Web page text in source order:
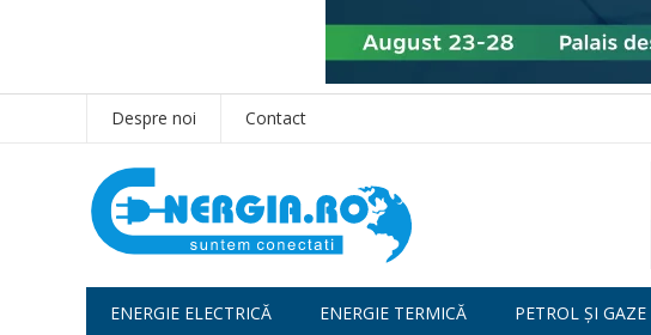
Despre noi Contact
ENERGIE ELECTRICĂ ENERGIE TERMICĂ PETROL ȘI GAZE